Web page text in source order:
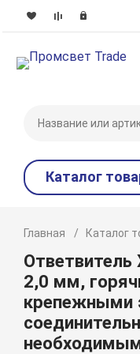
Каталог
Главная Каталог
Ответвитель
2,0 мм,
крепежными